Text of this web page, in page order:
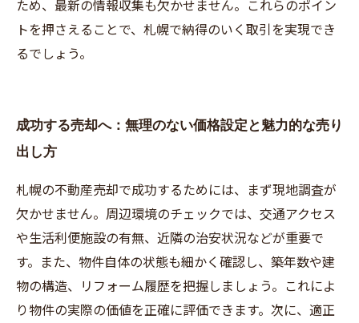
ため、最新の情報収集も欠かせません。これらのポイン
トを押さえることで、札幌で納得のいく取引を実現でき
るでしょう。
成功する売却へ：無理のない価格設定と魅力的な売り
出し方
札幌の不動産売却で成功するためには、まず現地調査が
欠かせません。周辺環境のチェックでは、交通アクセス
や生活利便施設の有無、近隣の治安状況などが重要で
す。また、物件自体の状態も細かく確認し、築年数や建
物の構造、リフォーム履歴を把握しましょう。これによ
り物件の実際の価値を正確に評価できます。次に、適正